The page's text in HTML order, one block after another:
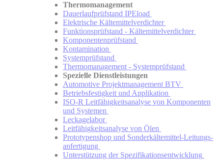
Thermomanagement
Dauerlauf­prüfstand IPEload
Elektrische Kältemittel­verdichter
Funktions­prüfstand - Kältemittel­verdichter
Komponenten­prüfstand
Kontamination
Systemprüfstand
Thermo­management - Systemprüfstand
Spezielle Dienstleistungen
Automotive Projekt­management BTV
Betriebsfestigkeit und Applikation
ISO-R Leitfähigkeits­analyse von Komponenten
und Systemen
Leckagelabor
Leitfähigkeits­analyse von Ölen
Prototypenshop und Sonderkälte­mittel-Leitungs­
anfertigung
Unterstützung der Spezifikations­entwicklung